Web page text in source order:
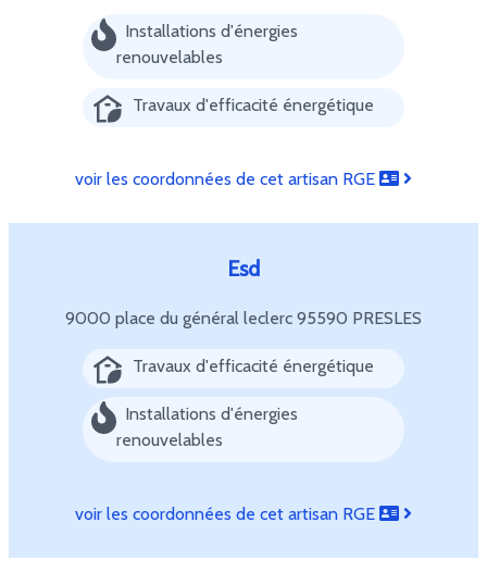
Installations d'énergies
renouvelables
Travaux d'efficacité énergétique
voir les coordonnées de cet artisan RGE
Esd
9000 place du général leclerc 95590 PRESLES
Travaux d'efficacité énergétique
Installations d'énergies
renouvelables
voir les coordonnées de cet artisan RGE